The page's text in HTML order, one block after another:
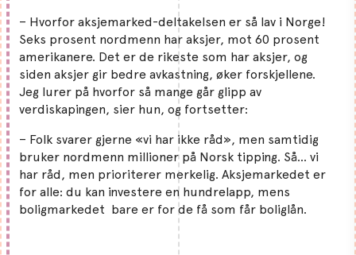
– Hvorfor aksjemarked-deltakelsen er så lav i Norge!
Seks prosent nordmenn har aksjer, mot 60 prosent
amerikanere. Det er de rikeste som har aksjer, og
siden aksjer gir bedre avkastning, øker forskjellene.
Jeg lurer på hvorfor så mange går glipp av
verdiskapingen, sier hun, og fortsetter:
– Folk svarer gjerne «vi har ikke råd», men samtidig
bruker nordmenn millioner på Norsk tipping. Så… vi
har råd, men prioriterer merkelig. Aksjemarkedet er
for alle: du kan investere en hundrelapp, mens
boligmarkedet bare er for de få som får boliglån.